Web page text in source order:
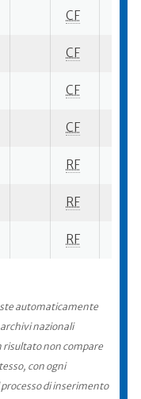
CF
CF
CF
CF
RF
RF
RF
automaticamente
nazionali
risultato non compare
con ogni
di inserimento